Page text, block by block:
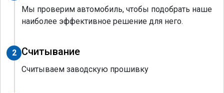
Мы проверим автомобиль, чтобы подобрать наше
наиболее эффективное решение для него.
2 Считывание
Считываем заводскую прошивку